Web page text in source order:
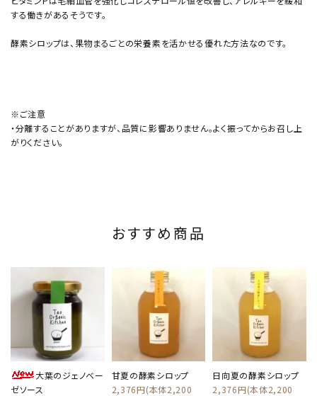
する働きがあるそうです。
酵素シロップは、果物まるごとの栄養素を活かせる優れた方法なのです。
※ご注意
・分離することがありますが、品質に影響ありません。よく振ってからお召し上
がりください。
おすすめ商品
大葉のジェノベー
ゼソース
甘夏の酵素シロップ
2,376円(本体2,200
日向夏の酵素シロップ
2,376円(本体2,200